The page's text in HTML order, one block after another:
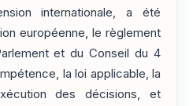
internationale, a été
européenne, le règlement
et du Conseil du 4
la loi applicable, la
des décisions, et